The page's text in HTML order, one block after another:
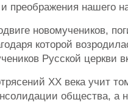
преображения нашего
новомучеников,
которой
Русской церкви
XX века учит
общества,